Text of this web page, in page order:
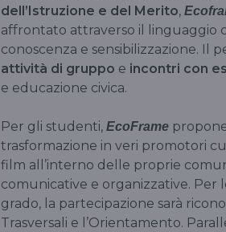
dell’Istruzione e del Merito,
affrontato attraverso il linguaggio
conoscenza e sensibilizzazione. Il
attività di gruppo e incontri con
e educazione civica.
Per gli studenti, EcoFrame
trasformazione in veri promotori
film all’interno delle proprie
comunicative e organizzative. Per
grado, la partecipazione sarà
Trasversali e l’Orientamento.